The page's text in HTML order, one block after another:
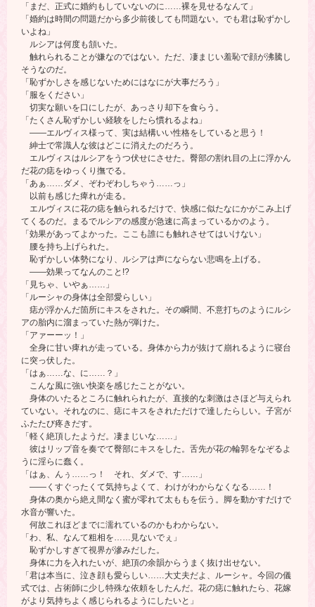
「まだ、正式に婚約もしていないのに……裸を見せるなんて」
「婚約は時間の問題だから多少前後しても問題ない。でも君は恥ずかし
いよね」
ルシアは何度も頷いた。
触れられることが嫌なのではない。ただ、凄まじい羞恥で顔が沸騰し
そうなのだ。
「恥ずかしさを感じないためにはなにが大事だろう」
「服をください」
切実な願いを口にしたが、あっさり却下を食らう。
「たくさん恥ずかしい経験をしたら慣れるよね」
――エルヴィス様って、実は結構いい性格をしていると思う！
紳士で常識人な彼はどこに消えたのだろう。
エルヴィスはルシアをうつ伏せにさせた。臀部の割れ目の上に浮かん
だ花の痣をゆっくり撫でる。
「あぁ……ダメ、ぞわぞわしちゃう……っ」
以前も感じた痺れが走る。
エルヴィスに花の痣を触られるだけで、快感に似たなにかがこみ上げ
てくるのだ。まるでルシアの感度が急速に高まっているかのよう。
「効果があってよかった。ここも誰にも触れさせてはいけない」
腰を持ち上げられた。
恥ずかしい体勢になり、ルシアは声にならない悲鳴を上げる。
――効果ってなんのこと!?
「見ちゃ、いやぁ……」
「ルーシャの身体は全部愛らしい」
痣が浮かんだ箇所にキスをされた。その瞬間、不意打ちのようにルシ
アの胎内に溜まっていた熱が弾けた。
「アァーーッ！」
全身に甘い痺れが走っている。身体から力が抜けて崩れるように寝台
に突っ伏した。
「はぁ……な、に……？」
こんな風に強い快楽を感じたことがない。
身体のいたるところに触れられたが、直接的な刺激はさほど与えられ
ていない。それなのに、痣にキスをされただけで達したらしい。子宮が
ふたたび疼きだす。
「軽く絶頂したようだ。凄まじいな……」
彼はリップ音を奏でて臀部にキスをした。舌先が花の輪郭をなぞるよ
うに淫らに蠢く。
「はぁ、んぅ……っ！ それ、ダメで、す……」
――くすぐったくて気持ちよくて、わけがわからなくなる……！
身体の奥から絶え間なく蜜が零れて太ももを伝う。脚を動かすだけで
水音が響いた。
何故これほどまでに濡れているのかもわからない。
「わ、私、なんて粗相を……見ないでぇ」
恥ずかしすぎて視界が滲みだした。
身体に力を入れたいが、絶頂の余韻からうまく抜け出せない。
「君は本当に、泣き顔も愛らしい……大丈夫だよ、ルーシャ。今回の儀
式では、占術師に少し特殊な依頼をしたんだ。花の痣に触れたら、花嫁
がより気持ちよく感じられるようにしたいと」